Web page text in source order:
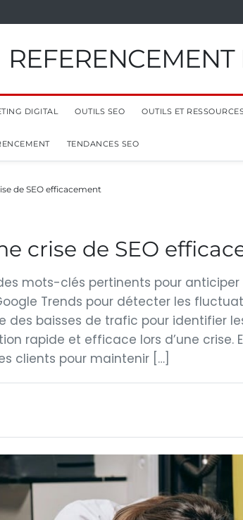
DIGITAL OUTILS SEO OUTILS ET
TENDANCES SEO
de SEO efficacement
crise de SEO
mots-clés pertinents pour anticiper
Trends pour détecter les
des baisses de trafic pour identifier
rapide et efficace lors d’une crise.
clients pour maintenir […]